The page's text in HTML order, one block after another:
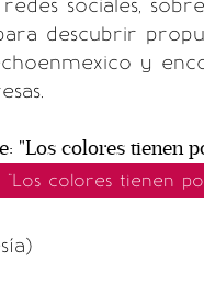
redes sociales,
descubrir
y
"Los colores tienen